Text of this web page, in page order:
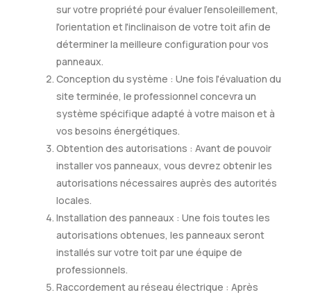
sur votre propriété pour évaluer l'ensoleillement,
l'orientation et l'inclinaison de votre toit afin de
déterminer la meilleure configuration pour vos
panneaux.
Conception du système : Une fois l'évaluation du
site terminée, le professionnel concevra un
système spécifique adapté à votre maison et à
vos besoins énergétiques.
Obtention des autorisations : Avant de pouvoir
installer vos panneaux, vous devrez obtenir les
autorisations nécessaires auprès des autorités
locales.
Installation des panneaux : Une fois toutes les
autorisations obtenues, les panneaux seront
installés sur votre toit par une équipe de
professionnels.
Raccordement au réseau électrique : Après